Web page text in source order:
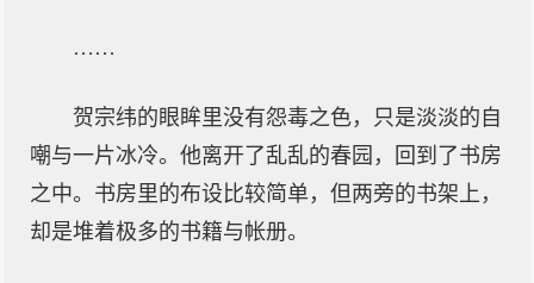
……
贺宗纬的眼眸里没有怨毒之色，只是淡淡的自
嘲与一片冰冷。他离开了乱乱的春园，回到了书房
之中。书房里的布设比较简单，但两旁的书架上，
却是堆着极多的书籍与帐册。